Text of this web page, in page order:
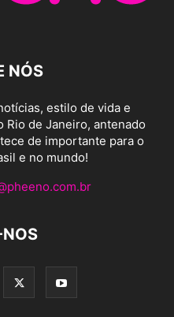
NÓS
estilo de vida e
Rio de Janeiro, antenado
de importante para o
e no mundo!